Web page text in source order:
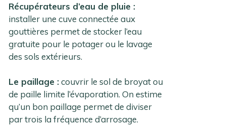
Récupérateurs d’eau de pluie :
installer une cuve connectée aux
gouttières permet de stocker l’eau
gratuite pour le potager ou le lavage
des sols extérieurs.
Le paillage :couvrir le sol de broyat ou
de paille limite l’évaporation. On estime
qu’un bon paillage permet de diviser
par trois la fréquence d’arrosage.